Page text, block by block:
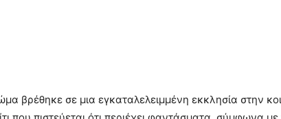
βρέθηκε σε μια εγκαταλελειμμένη εκκλησία στην